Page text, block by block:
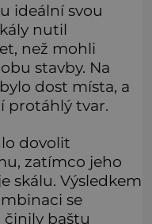
ideální svou
nutil
než mohli
stavby. Na
dost místa, a
protáhlý tvar.
dovolit
zatímco jeho
skálu. Výsledkem
se
činily baštu